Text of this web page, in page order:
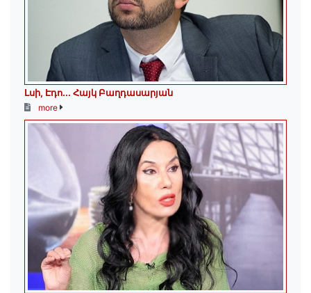
Լսի, Էդո․․․ Հայկ Բաղդասարյան
more